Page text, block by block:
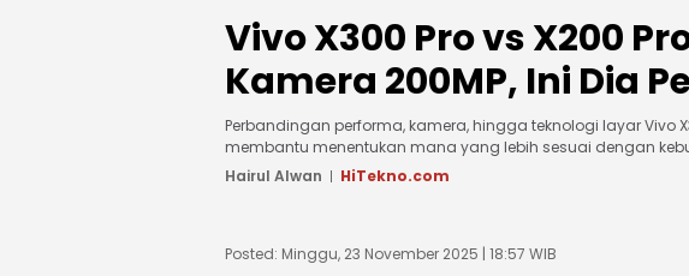
Vivo X300 Pro vs X200
Kamera 200MP, Ini Dia
Perbandingan performa, kamera, hingga teknologi layar Vivo
membantu menentukan mana yang lebih sesuai dengan
Hairul Alwan
HiTekno.com
Posted: Minggu, 23 November 2025 | 18:57 WIB